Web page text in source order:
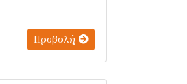
Προβολή